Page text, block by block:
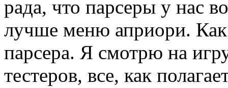
рада, что парсеры у нас
лучше меню априори.
парсера. Я смотрю на
тестеров, все, как